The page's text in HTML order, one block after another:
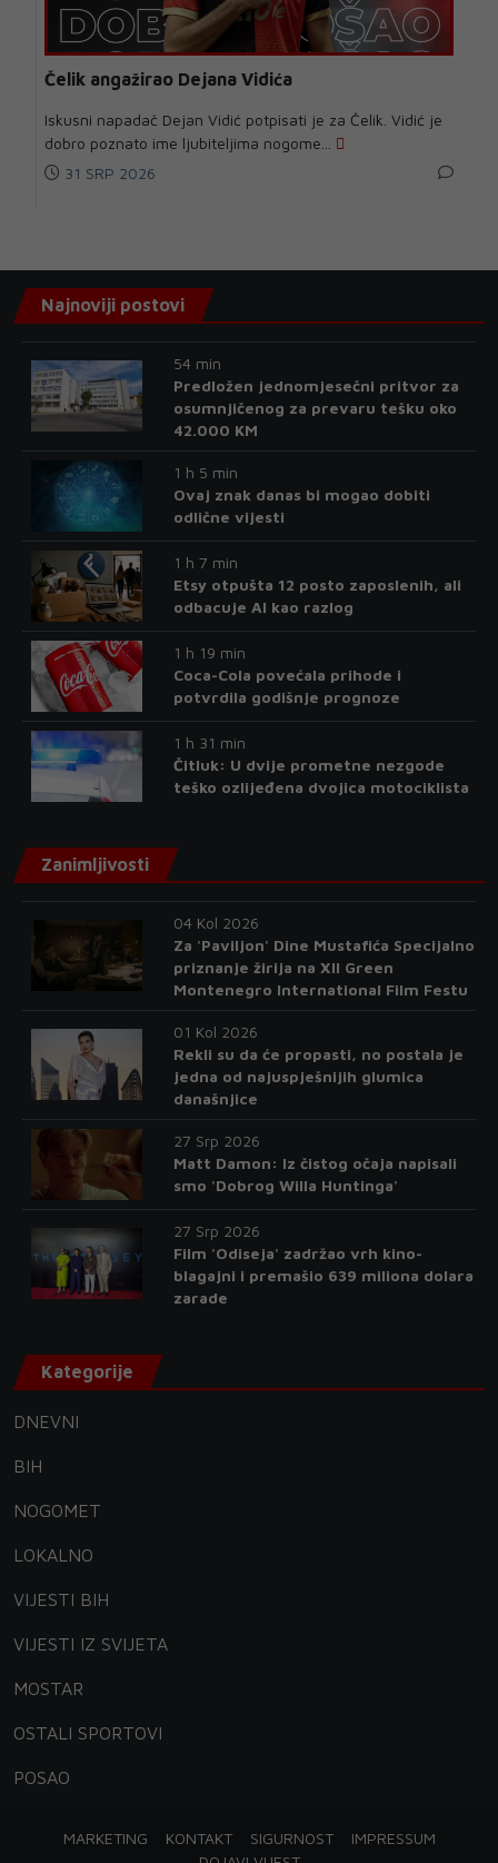
Čelik angažirao Dejana Vidića
Iskusni napadač Dejan Vidić potpisati je za Čelik. Vidić je
dobro poznato ime ljubiteljima nogome...
31 SRP 2026
Najnoviji postovi
54 min
Predložen jednomjesečni pritvor za
osumnjičenog za prevaru tešku oko
42.000 KM
1 h 5 min
Ovaj znak danas bi mogao dobiti
odlične vijesti
1 h 7 min
Etsy otpušta 12 posto zaposlenih, ali
odbacuje AI kao razlog
1 h 19 min
Coca-Cola povećala prihode i
potvrdila godišnje prognoze
1 h 31 min
Čitluk: U dvije prometne nezgode
teško ozlijeđena dvojica motociklista
Zanimljivosti
04 Kol 2026
Za 'Paviljon' Dine Mustafića Specijalno
priznanje žirija na XII Green
Montenegro International Film Festu
01 Kol 2026
Rekli su da će propasti, no postala je
jedna od najuspješnijih glumica
današnjice
27 Srp 2026
Matt Damon: Iz čistog očaja napisali
smo 'Dobrog Willa Huntinga'
27 Srp 2026
Film 'Odiseja' zadržao vrh kino-
blagajni i premašio 639 miliona dolara
zarade
Kategorije
DNEVNI
BIH
NOGOMET
LOKALNO
VIJESTI BIH
VIJESTI IZ SVIJETA
MOSTAR
OSTALI SPORTOVI
POSAO
MARKETING KONTAKT SIGURNOST
IMPRESSUM